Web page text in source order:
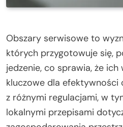
Obszary serwisowe to
których przygotowuje się,
jedzenie, co sprawia, że ich
kluczowe dla efektywności
z różnymi regulacjami, w
lokalnymi przepisami